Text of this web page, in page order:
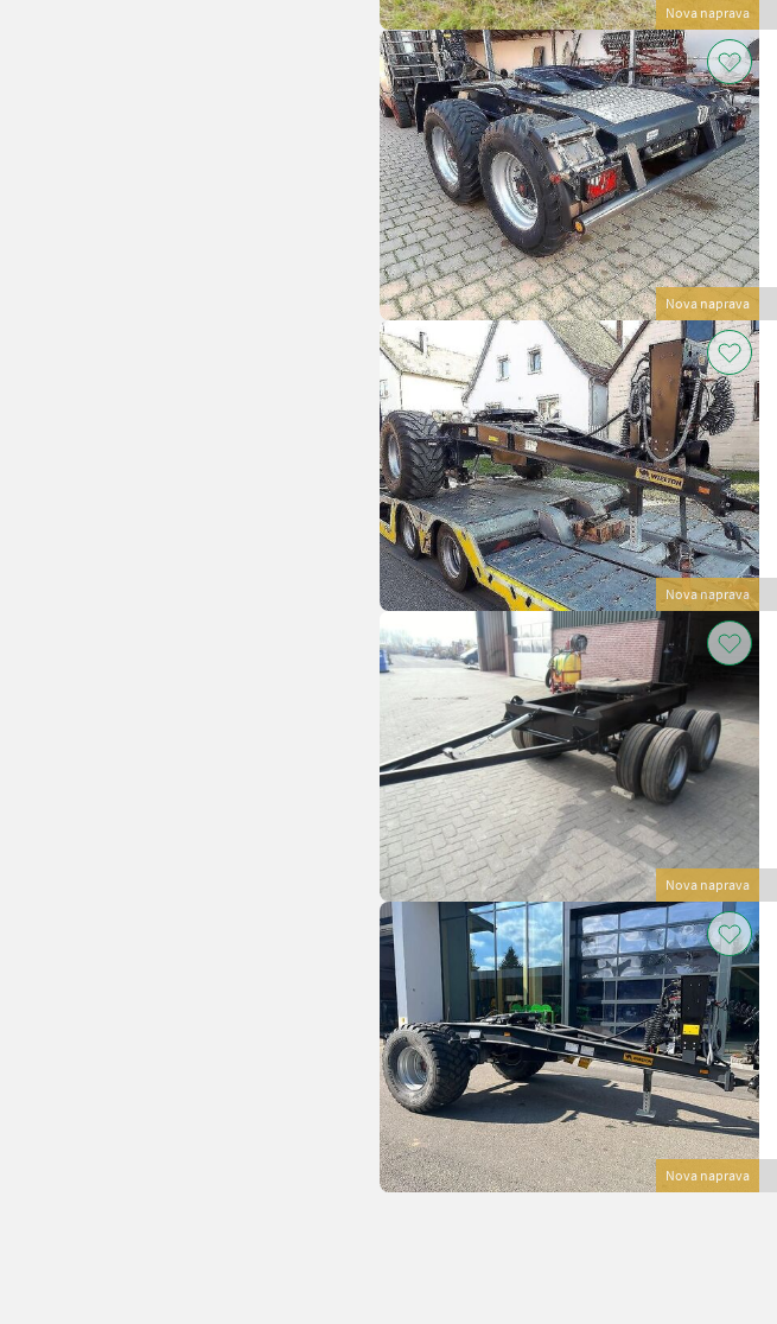
Nova naprava
Nova naprava
Nova naprava
Nova naprava
Nova naprava